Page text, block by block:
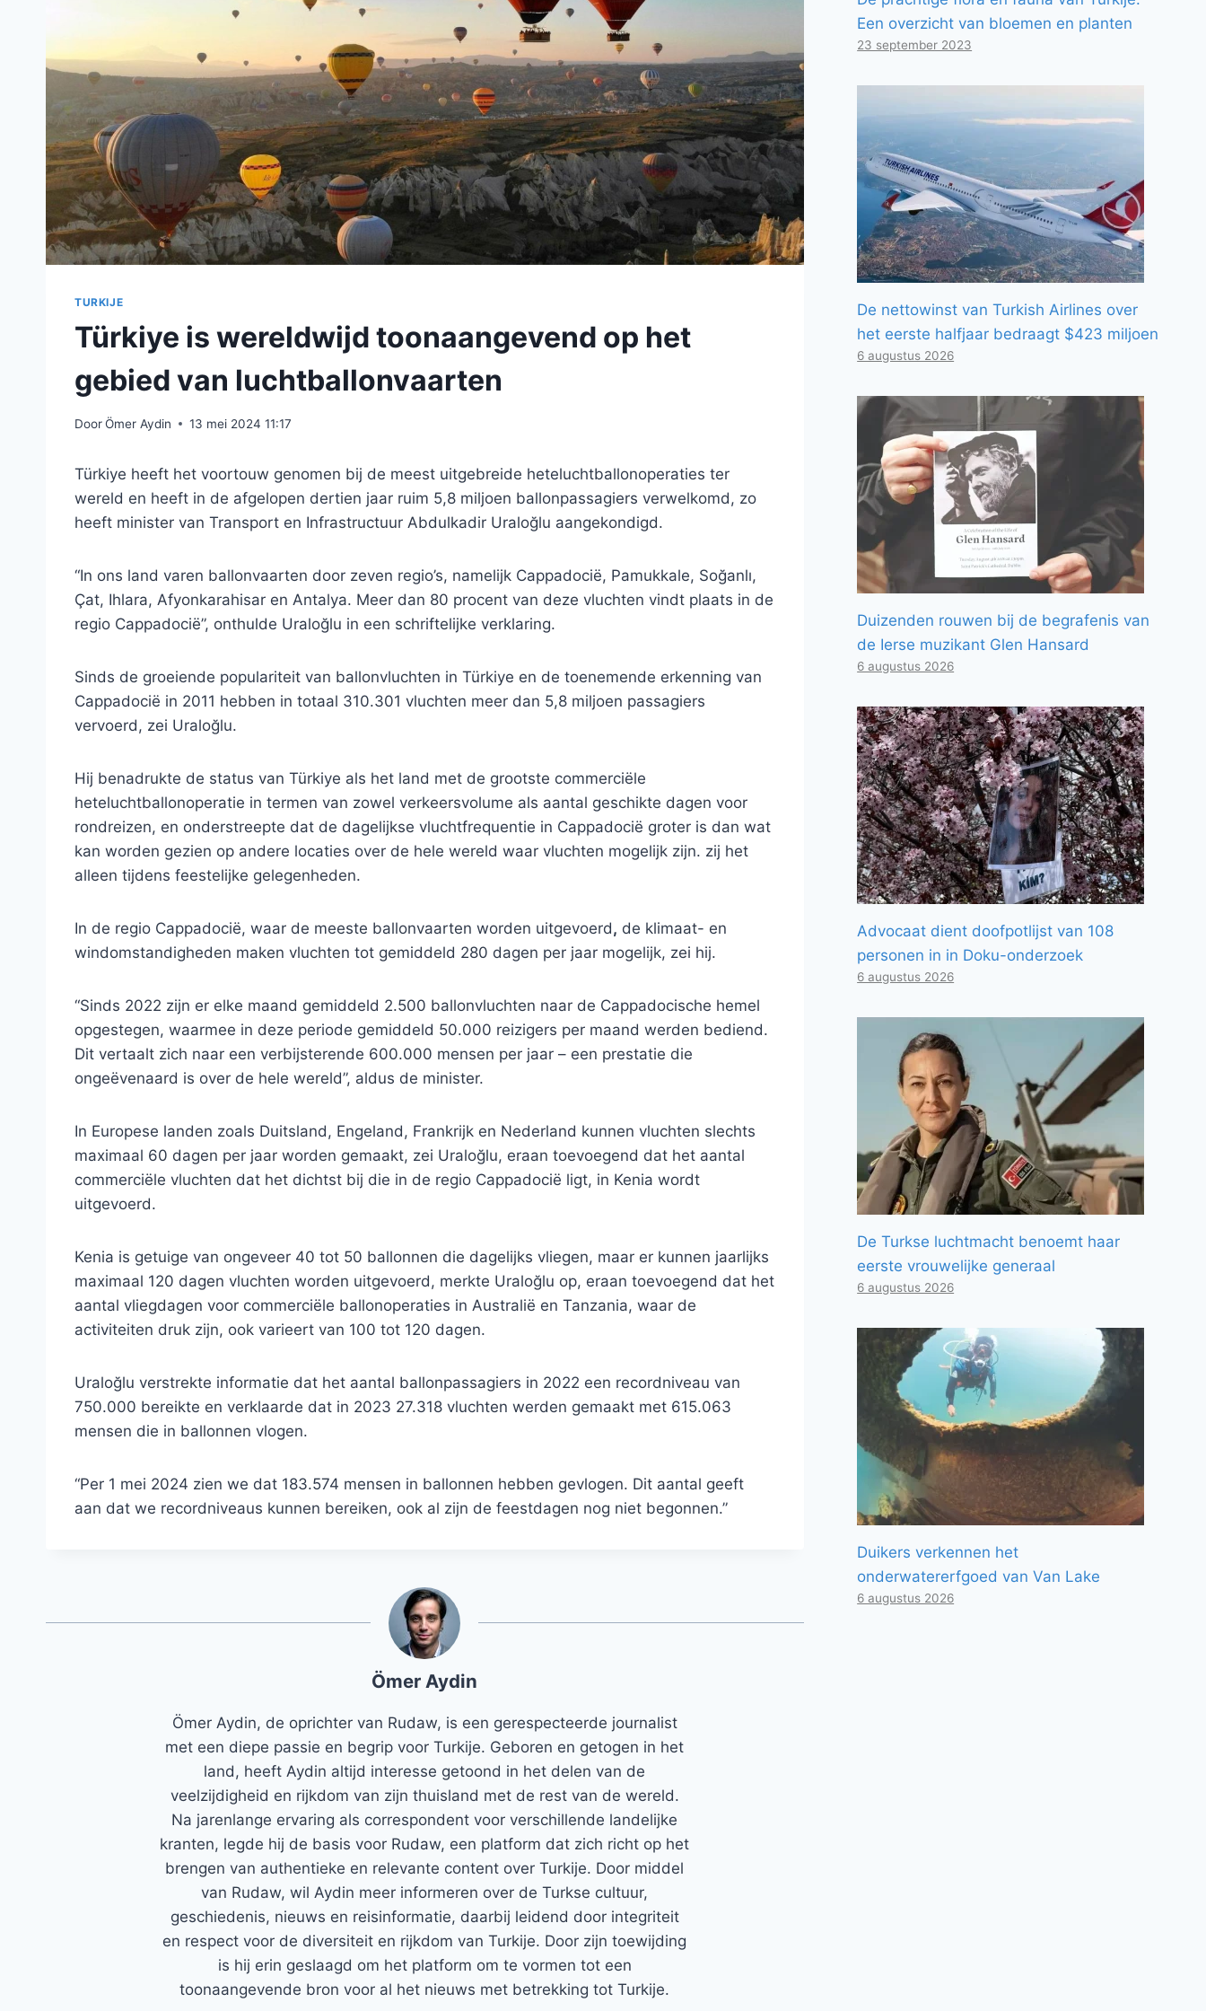
TURKIJE
Türkiye is wereldwijd toonaangevend op het
gebied van luchtballonvaarten
DoorÖmer Aydin 13 mei 2024 11:17
Türkiye heeft het voortouw genomen bij de meest uitgebreide heteluchtballonoperaties ter
wereld en heeft in de afgelopen dertien jaar ruim 5,8 miljoen ballonpassagiers verwelkomd, zo
heeft minister van Transport en Infrastructuur Abdulkadir Uraloğlu aangekondigd.
“In ons land varen ballonvaarten door zeven regio’s, namelijk Cappadocië, Pamukkale, Soğanlı,
Çat, Ihlara, Afyonkarahisar en Antalya. Meer dan 80 procent van deze vluchten vindt plaats in de
regio Cappadocië”, onthulde Uraloğlu in een schriftelijke verklaring.
Sinds de groeiende populariteit van ballonvluchten in Türkiye en de toenemende erkenning van
Cappadocië in 2011 hebben in totaal 310.301 vluchten meer dan 5,8 miljoen passagiers
vervoerd, zei Uraloğlu.
Hij benadrukte de status van Türkiye als het land met de grootste commerciële
heteluchtballonoperatie in termen van zowel verkeersvolume als aantal geschikte dagen voor
rondreizen, en onderstreepte dat de dagelijkse vluchtfrequentie in Cappadocië groter is dan wat
kan worden gezien op andere locaties over de hele wereld waar vluchten mogelijk zijn. zij het
alleen tijdens feestelijke gelegenheden.
In de regio Cappadocië, waar de meeste ballonvaarten worden uitgevoerd, de klimaat- en
windomstandigheden maken vluchten tot gemiddeld 280 dagen per jaar mogelijk, zei hij.
“Sinds 2022 zijn er elke maand gemiddeld 2.500 ballonvluchten naar de Cappadocische hemel
opgestegen, waarmee in deze periode gemiddeld 50.000 reizigers per maand werden bediend.
Dit vertaalt zich naar een verbijsterende 600.000 mensen per jaar – een prestatie die
ongeëvenaard is over de hele wereld”, aldus de minister.
In Europese landen zoals Duitsland, Engeland, Frankrijk en Nederland kunnen vluchten slechts
maximaal 60 dagen per jaar worden gemaakt, zei Uraloğlu, eraan toevoegend dat het aantal
commerciële vluchten dat het dichtst bij die in de regio Cappadocië ligt, in Kenia wordt
uitgevoerd.
Kenia is getuige van ongeveer 40 tot 50 ballonnen die dagelijks vliegen, maar er kunnen jaarlijks
maximaal 120 dagen vluchten worden uitgevoerd, merkte Uraloğlu op, eraan toevoegend dat het
aantal vliegdagen voor commerciële ballonoperaties in Australië en Tanzania, waar de
activiteiten druk zijn, ook varieert van 100 tot 120 dagen.
Uraloğlu verstrekte informatie dat het aantal ballonpassagiers in 2022 een recordniveau van
750.000 bereikte en verklaarde dat in 2023 27.318 vluchten werden gemaakt met 615.063
mensen die in ballonnen vlogen.
“Per 1 mei 2024 zien we dat 183.574 mensen in ballonnen hebben gevlogen. Dit aantal geeft
aan dat we recordniveaus kunnen bereiken, ook al zijn de feestdagen nog niet begonnen.”
Ömer Aydin
Ömer Aydin, de oprichter van Rudaw, is een gerespecteerde journalist
met een diepe passie en begrip voor Turkije. Geboren en getogen in het
land, heeft Aydin altijd interesse getoond in het delen van de
veelzijdigheid en rijkdom van zijn thuisland met de rest van de wereld.
Na jarenlange ervaring als correspondent voor verschillende landelijke
kranten, legde hij de basis voor Rudaw, een platform dat zich richt op het
brengen van authentieke en relevante content over Turkije. Door middel
van Rudaw, wil Aydin meer informeren over de Turkse cultuur,
geschiedenis, nieuws en reisinformatie, daarbij leidend door integriteit
en respect voor de diversiteit en rijkdom van Turkije. Door zijn toewijding
is hij erin geslaagd om het platform om te vormen tot een
toonaangevende bron voor al het nieuws met betrekking tot Turkije.
Een overzicht van bloemen en planten
23 september 2023
De nettowinst van Turkish Airlines over
het eerste halfjaar bedraagt ​​$423 miljoen
6 augustus 2026
Duizenden rouwen bij de begrafenis van
de Ierse muzikant Glen Hansard
6 augustus 2026
Advocaat dient doofpotlijst van 108
personen in in Doku-onderzoek
6 augustus 2026
De Turkse luchtmacht benoemt haar
eerste vrouwelijke generaal
6 augustus 2026
Duikers verkennen het
onderwatererfgoed van Van Lake
6 augustus 2026